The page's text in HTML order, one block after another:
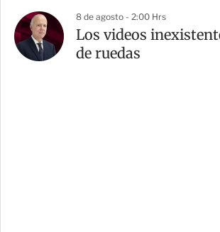
8 de agosto - 2:00 Hrs
Los videos
de ruedas